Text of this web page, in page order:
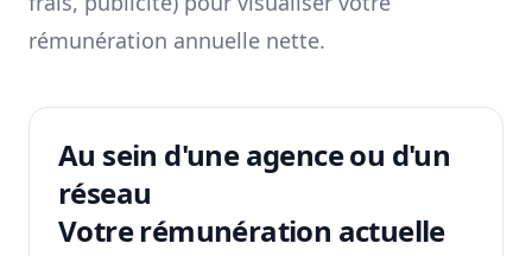
rémunération annuelle nette.
Au sein d'une agence ou d'un
réseau
Votre rémunération actuelle